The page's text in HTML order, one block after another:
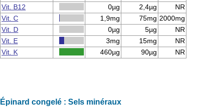
Vit. B12
0µg 2,4µg
NR
Vit. C
1,9mg 75mg 2000mg
Vit. D
0µg 5µg
NR
Vit. E
3mg 15mg
NR
Vit. K
460µg 90µg NR
Épinard congelé : Sels minéraux